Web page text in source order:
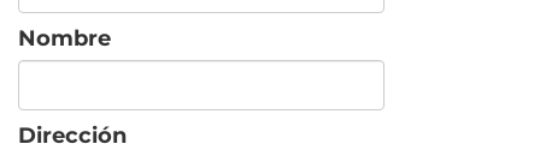
Nombre
Dirección